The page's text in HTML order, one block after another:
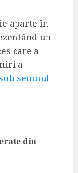
aparte în
un
care a
a
semnul
din